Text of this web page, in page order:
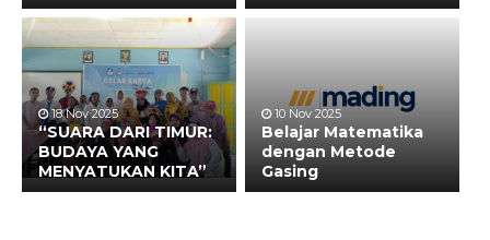
18 Nov 2025
“SUARA DARI TIMUR:
BUDAYA YANG
MENYATUKAN KITA”
10 Nov 2025
Belajar Matematika
dengan Metode
Gasing